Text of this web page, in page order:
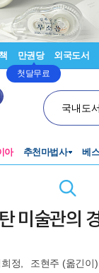
만권당
첫달무료
외국도서
국내도
아 추천마법사 베
미술관의
정 조현주 (옮긴이)